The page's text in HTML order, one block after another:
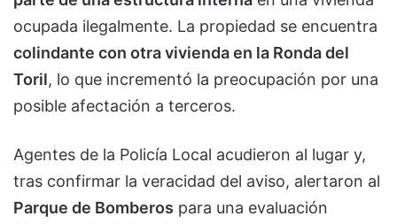
ocupada ilegalmente. La propiedad se encuentra
colindante con otra vivienda en la Ronda del
Toril, lo que incrementó la preocupación por una
posible afectación a terceros.
Agentes de la Policía Local acudieron al lugar y,
tras confirmar la veracidad del aviso, alertaron al
Parque de Bomberos para una evaluación